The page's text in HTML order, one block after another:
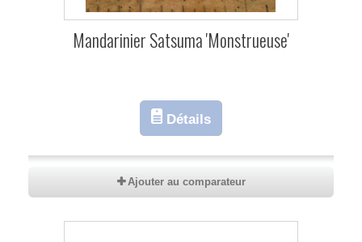
Mandarinier Satsuma 'Monstrueuse'
Détails
Ajouter au comparateur